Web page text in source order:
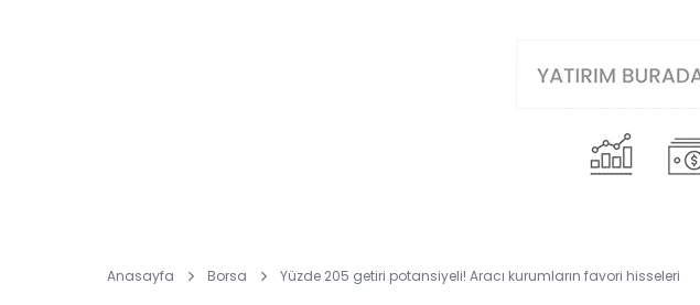
Anasayfa Borsa Yüzde 205 getiri potansiyeli! Aracı kurumların favori hisseleri